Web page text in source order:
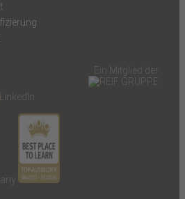
Ein Mitglied der